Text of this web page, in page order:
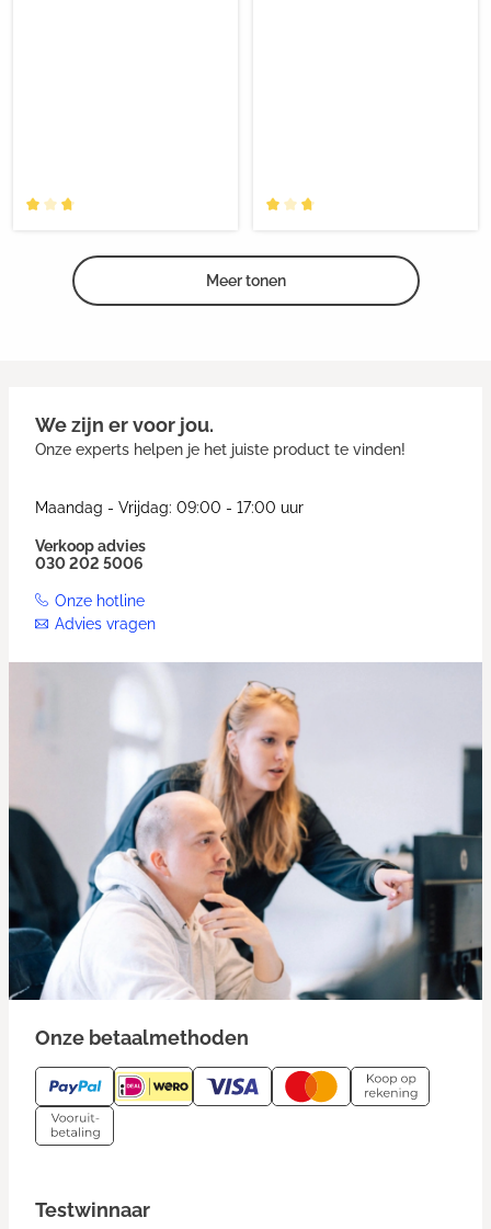
Meer tonen
We zijn er voor jou.
Onze experts helpen je het juiste product te vinden!
Maandag - Vrijdag: 09:00 - 17:00 uur
Verkoop advies
030 202 5006
Onze hotline
Advies vragen
Onze betaalmethoden
Testwinnaar